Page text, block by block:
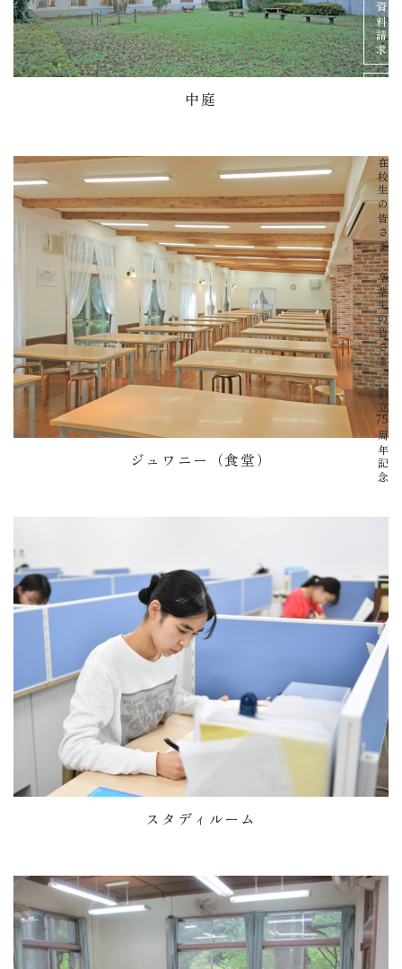
中庭
ジュワニー（食堂）
スタディルーム
資料請求
在校生の皆さま
卒業生の皆さま
創立
75
周年記念